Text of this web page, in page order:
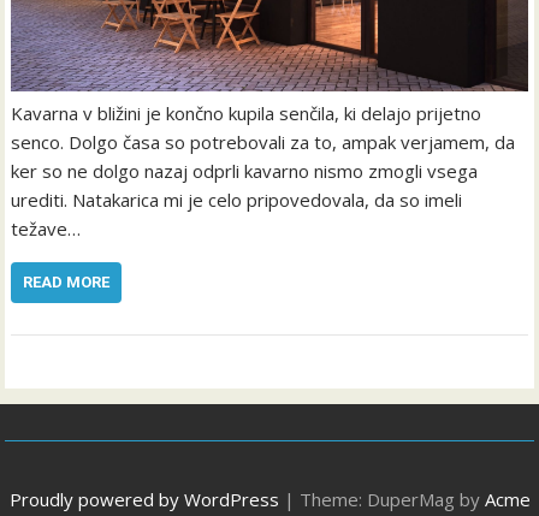
Kavarna v bližini je končno kupila senčila, ki delajo prijetno
senco. Dolgo časa so potrebovali za to, ampak verjamem, da
ker so ne dolgo nazaj odprli kavarno nismo zmogli vsega
urediti. Natakarica mi je celo pripovedovala, da so imeli
težave…
READ MORE
Proudly powered by WordPress | Theme: DuperMag by Acme